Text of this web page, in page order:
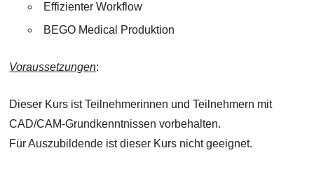
Effizienter Workflow
BEGO Medical Produktion
Voraussetzungen:
Dieser Kurs ist Teilnehmerinnen und Teilnehmern mit
CAD/CAM-Grundkenntnissen vorbehalten.
Für Auszubildende ist dieser Kurs nicht geeignet.